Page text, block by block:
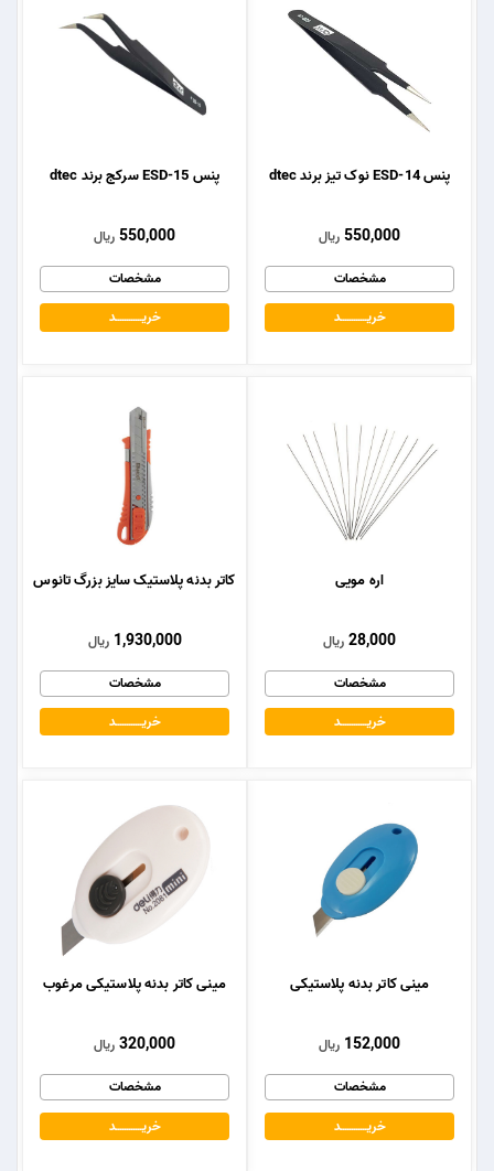
پنس ESD-14 نوک تیز برند dtec
550,000 ریال
مشخصات
خریــــــــــــد
پنس ESD-15 سرکج برند dtec
550,000 ریال
مشخصات
خریــــــــــــد
اره مویی
28,000 ریال
مشخصات
خریــــــــــــد
کاتر بدنه پلاستیک سایز بزرگ تانوس
1,930,000 ریال
مشخصات
خریــــــــــــد
مینی کاتر بدنه پلاستیکی
152,000 ریال
مشخصات
خریــــــــــــد
مینی کاتر بدنه پلاستیکی مرغوب
320,000 ریال
مشخصات
خریــــــــــــد